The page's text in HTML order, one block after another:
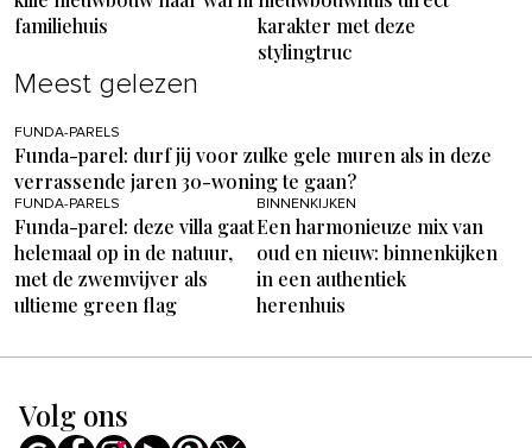
familiehuis
karakter met deze
stylingtruc
Meest gelezen
FUNDA-PARELS
Funda-parel: durf jij voor zulke gele muren als in deze
verrassende jaren 30-woning te gaan?
FUNDA-PARELS
Funda-parel: deze villa gaat
helemaal op in de natuur,
met de zwemvijver als
ultieme green flag
BINNENKIJKEN
Een harmonieuze mix van
oud en nieuw: binnenkijken
in een authentiek
herenhuis
Volg ons